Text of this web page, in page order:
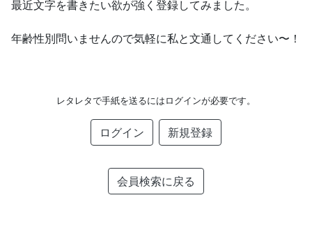
最近文字を書きたい欲が強く登録してみました。
年齢性別問いませんので気軽に私と文通してください〜！
レタレタで手紙を送るにはログインが必要です。
ログイン 新規登録
会員検索に戻る